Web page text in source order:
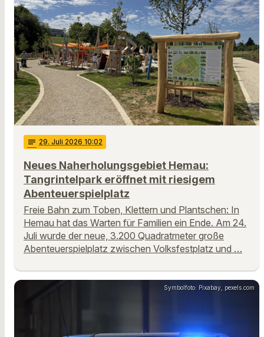
notes 29. Juli 2026 10:02
Neues Naherholungsgebiet Hemau:
Tangrintelpark eröffnet mit riesigem
Abenteuerspielplatz
Freie Bahn zum Toben, Klettern und Plantschen: In
Hemau hat das Warten für Familien ein Ende. Am 24.
Juli wurde der neue, 3.200 Quadratmeter große
Abenteuerspielplatz zwischen Volksfestplatz und …
Symbolfoto: Pixabay, pexels.com